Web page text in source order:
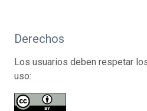
Derechos
Los usuarios deben respetar
uso: